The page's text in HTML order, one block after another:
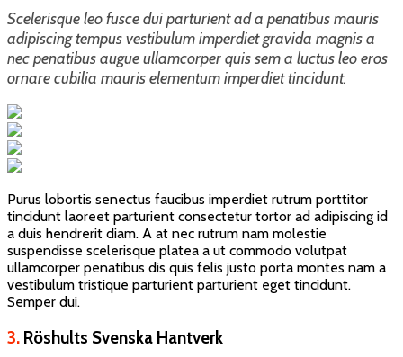
Scelerisque leo fusce dui parturient ad a penatibus mauris
adipiscing tempus vestibulum imperdiet gravida magnis a
nec penatibus augue ullamcorper quis sem a luctus leo eros
ornare cubilia mauris elementum imperdiet tincidunt.
Purus lobortis senectus faucibus imperdiet rutrum porttitor
tincidunt laoreet parturient consectetur tortor ad adipiscing id
a duis hendrerit diam. A at nec rutrum nam molestie
suspendisse scelerisque platea a ut commodo volutpat
ullamcorper penatibus dis quis felis justo porta montes nam a
vestibulum tristique parturient parturient eget tincidunt.
Semper dui.
3. Röshults Svenska Hantverk